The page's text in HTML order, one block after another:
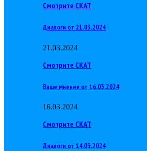
Смотрите СКАТ
Диалоги от 21.03.2024
21.03.2024
Смотрите СКАТ
Ваше мнение от 16.03.2024
16.03.2024
Смотрите СКАТ
Диалоги от 14.03.2024